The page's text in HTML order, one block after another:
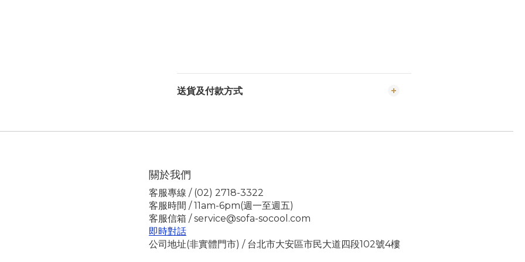
送貨及付款方式
關於我們
客服專線 / (02) 2718-3322
客服時間 / 11am-6pm(週一至週五)
客服信箱 / service@sofa-socool.com
即時對話
公司地址(非實體門市) / 台北市大安區市民大道四段102號4樓